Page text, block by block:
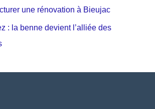
une rénovation à Bieujac
: la benne devient l’alliée des